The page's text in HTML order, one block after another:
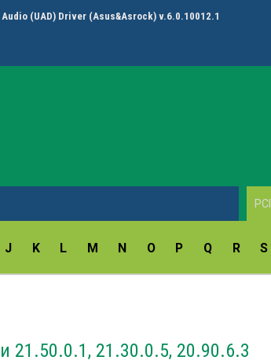
(UAD) Driver (Asus&Asrock) v.6.0.10012.1
J K L M N O P Q R S
21.50.0.1, 21.30.0.5, 20.90.6.3